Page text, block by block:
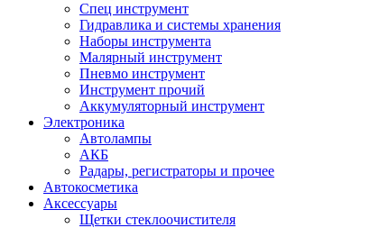
Спец инструмент
Гидравлика и системы хранения
Наборы инструмента
Малярный инструмент
Пневмо инструмент
Инструмент прочий
Аккумуляторный инструмент
Электроника
Автолампы
АКБ
Радары, регистраторы и прочее
Автокосметика
Аксессуары
Щетки стеклоочистителя